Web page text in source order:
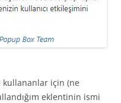
kullananlar için (ne
eklentinin ismi